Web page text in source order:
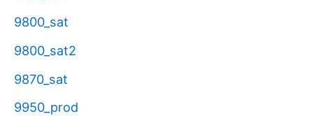
9800_sat
9800_sat2
9870_sat
9950_prod